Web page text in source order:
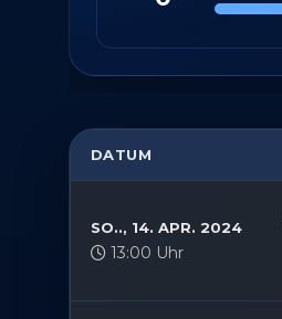
DATUM
SO.., 14. APR. 2024
13:00 Uhr